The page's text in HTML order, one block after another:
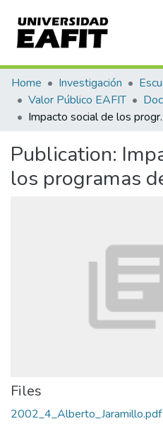
Communities & Collections
All of DSpace
Home Investigación
Valor Público EAFIT
Impacto
Publication:
los programas
Files
2002_4_Alberto_Jaramillo.pdf